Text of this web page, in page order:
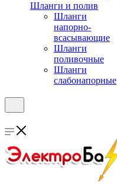
Шланги и полив
Шланги
напорно-
всасывающие
Шланги
поливочные
Шланги
слабонапорные